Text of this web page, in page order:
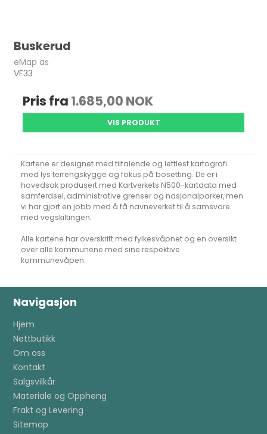
Buskerud
eMap as
VF33
Pris fra 1.685,00 NOK
VIS PRODUKT
Kartene er designet med tiltalende og lettlest kartografi
med lys terrengskygge og fokus på bosetting. De er i
hovedsak produsert med Kartverkets N500-kartdata med
samferdsel, administrative grenser og nasjonalparker, men
vi har gjort en jobb med å få navneverket til å samsvare
med vegskiltingen.
Alle kartene har overskrift med fylkesvåpnet og en oversikt
over alle kommunene med sine respektive
kommunevåpen.
Navigasjon
Hjem
Nettbutikk
Om oss
Kontakt
Salgsvilkår
Materiale og Oppheng
Frakt og Levering
Sitemap